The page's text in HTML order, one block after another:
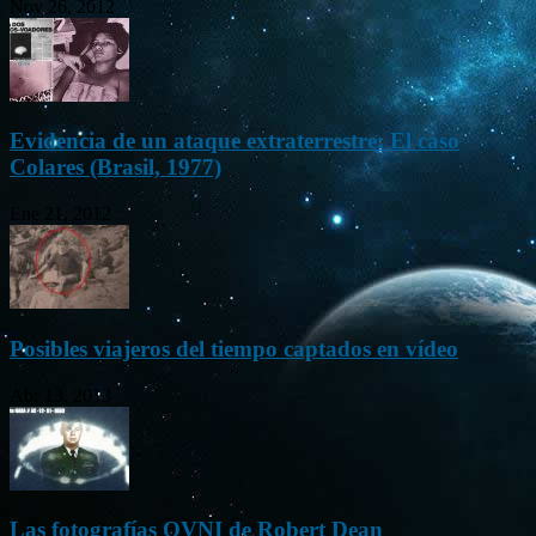
Nov 26, 2012
Evidencia de un ataque extraterrestre: El caso
Colares (Brasil, 1977)
Posibles viajeros del tiempo captados en vídeo
Abr 13, 2013
Las fotografías OVNI de Robert Dean